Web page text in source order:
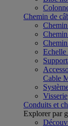
Chemin de
Echelle
Cable
Visserie
Conduits et
Explorer par